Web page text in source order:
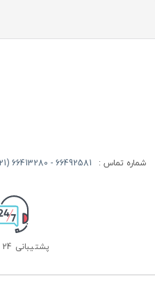
شماره تماس : 66492581 - 66413280 (021)
پشتیبانی 24 ساعته